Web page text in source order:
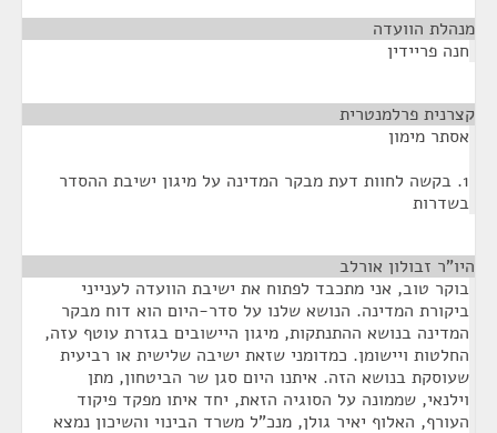
מנהלת הוועדה
חנה פריידין
קצרנית פרלמנטרית
אסתר מימון
1. בקשה לחוות דעת מבקר המדינה על מיגון ישיבת ההסדר
בשדרות
היו"ר זבולון אורלב
בוקר טוב, אני מתכבד לפתוח את ישיבת הוועדה לענייני
ביקורת המדינה. הנושא שלנו על סדר-היום הוא דוח מבקר
המדינה בנושא ההתנתקות, מיגון היישובים בגזרת עוטף עזה,
החלטות ויישומן. כמדומני שזאת ישיבה שלישית או רביעית
שעוסקת בנושא הזה. איתנו היום סגן שר הביטחון, מתן
וילנאי, שממונה על הסוגיה הזאת, יחד איתו מפקד פיקוד
העורף, האלוף יאיר גולן, מנכ"ל משרד הבינוי והשיכון נמצא